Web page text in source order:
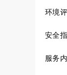
环境
安全
服务